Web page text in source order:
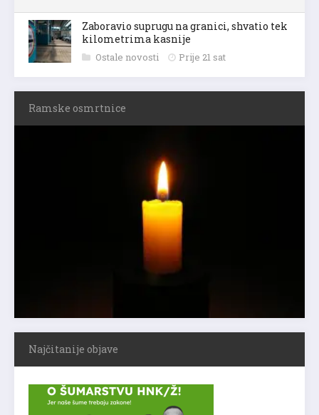
Zaboravio suprugu na granici, shvatio tek
kilometrima kasnije
Ostale novosti Prije 21 sat
Ramske osmrtnice
Najčitanije objave